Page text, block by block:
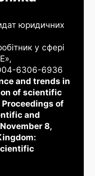
юридичних
у сфері
6306-6936
and trends in
of scientific
of
and
8,